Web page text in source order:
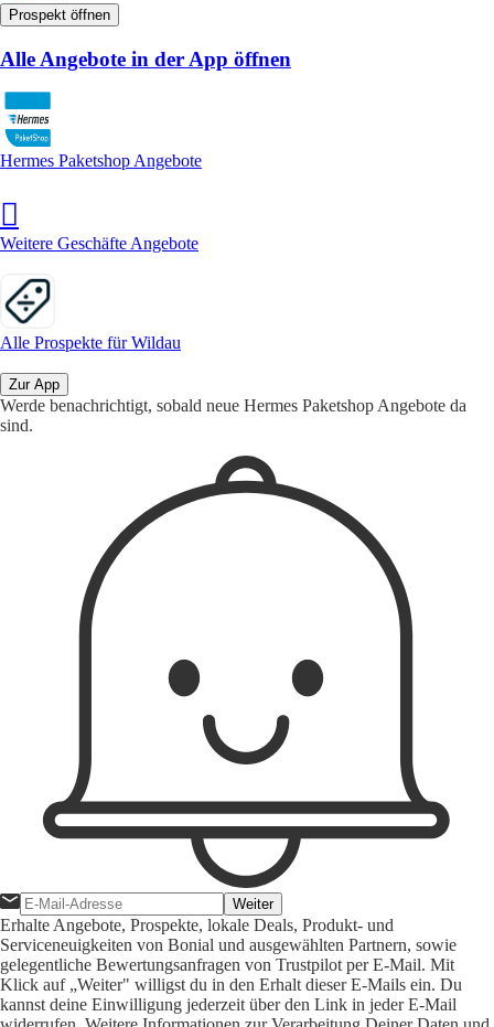
Prospekt öffnen
Alle Angebote in der App öffnen
Hermes Paketshop Angebote
Weitere Geschäfte Angebote
Alle Prospekte für Wildau
Zur App
Werde benachrichtigt, sobald neue Hermes Paketshop Angebote da
sind.
Weiter
Erhalte Angebote, Prospekte, lokale Deals, Produkt- und
Serviceneuigkeiten von Bonial und ausgewählten Partnern, sowie
gelegentliche Bewertungsanfragen von Trustpilot per E-Mail. Mit
Klick auf „Weiter" willigst du in den Erhalt dieser E-Mails ein. Du
kannst deine Einwilligung jederzeit über den Link in jeder E-Mail